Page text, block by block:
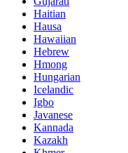
Haitian
Hausa
Hawaiian
Hebrew
Hmong
Hungarian
Icelandic
Igbo
Javanese
Kannada
Kazakh